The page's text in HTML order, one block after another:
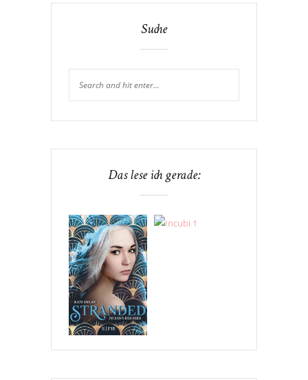
Suche
Das lese ich gerade: